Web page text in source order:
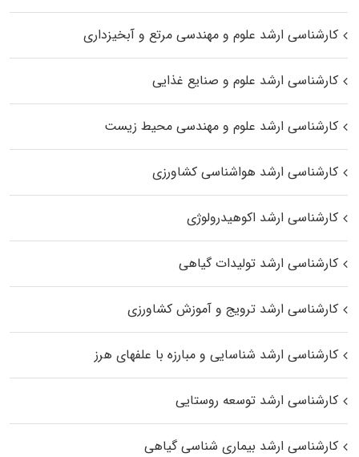
کارشناسی ارشد علوم و مهندسی مرتع و آبخیزداری
کارشناسی ارشد علوم و صنایع غذایی
کارشناسی ارشد علوم و مهندسی محیط زیست
کارشناسی ارشد هواشناسی کشاورزی
کارشناسی ارشد اکوهیدرولوژی
کارشناسی ارشد تولیدات گیاهی
کارشناسی ارشد ترویج و آموزش کشاورزی
کارشناسی ارشد شناسایی و مبارزه با علفهای هرز
کارشناسی ارشد توسعه روستایی
کارشناسی ارشد بیماری‌ شناسی گیاهی